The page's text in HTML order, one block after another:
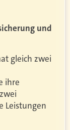
und
gleich zwei
ihre
Leistungen